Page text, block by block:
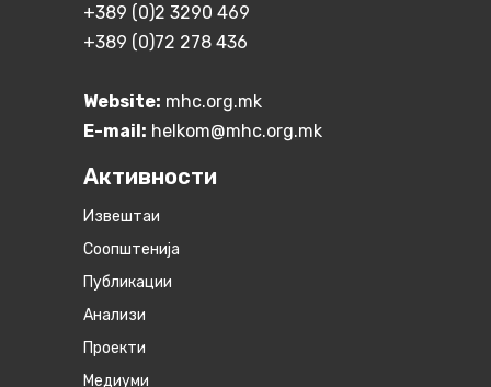
+389 (0)2 3290 469
+389 (0)72 278 436
Website: mhc.org.mk
E-mail: helkom@mhc.org.mk
Активности
Извештаи
Соопштенија
Публикации
Анализи
Проекти
Медиуми